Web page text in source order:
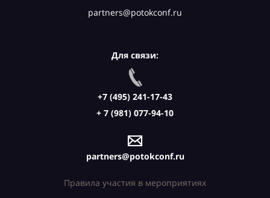
partners@potokconf.ru
Для связи:
+7 (495) 241-17-43
+ 7 (981) 077-94-10
partners@potokconf.ru
Правила участия в мероприятиях